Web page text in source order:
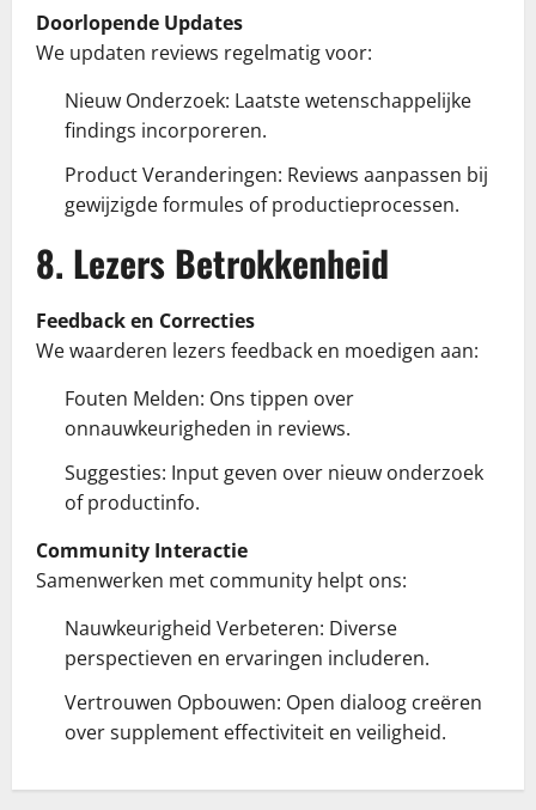
Doorlopende Updates
We updaten reviews regelmatig voor:
Nieuw Onderzoek: Laatste wetenschappelijke
findings incorporeren.
Product Veranderingen: Reviews aanpassen bij
gewijzigde formules of productieprocessen.
8. Lezers Betrokkenheid
Feedback en Correcties
We waarderen lezers feedback en moedigen aan:
Fouten Melden: Ons tippen over
onnauwkeurigheden in reviews.
Suggesties: Input geven over nieuw onderzoek
of productinfo.
Community Interactie
Samenwerken met community helpt ons:
Nauwkeurigheid Verbeteren: Diverse
perspectieven en ervaringen includeren.
Vertrouwen Opbouwen: Open dialoog creëren
over supplement effectiviteit en veiligheid.